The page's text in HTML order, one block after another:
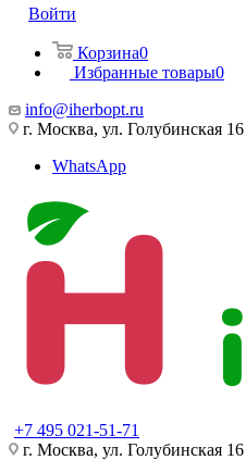
Войти
Корзина0
Избранные товары0
info@iherbopt.ru
г. Москва, ул. Голубинская 16
WhatsApp
+7 495 021-51-71
г. Москва, ул. Голубинская 16